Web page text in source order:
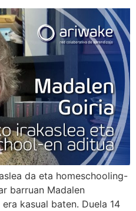
da eta homeschooling-
barruan Madalen
kasual baten. Duela 14